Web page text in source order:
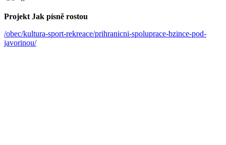
Projekt Jak písně rostou
/obec/kultura-sport-rekreace/prihranicni-spoluprace-bzince-pod-
javorinou/